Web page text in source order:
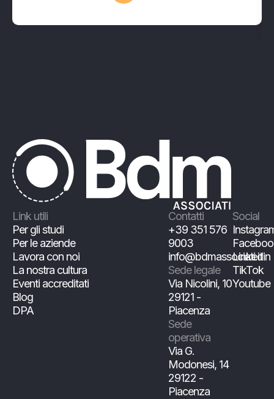
Link utili
Per gli studi
Per le aziende
Lavora con noi
La nostra cultura
Eventi accreditati
Blog
DPA
Contatti
+39 351 576
9003
info@bdmassociati.it
Sede legale
Via Nicolini, 10
29121 -
Piacenza
Sede
operativa
Via G.
Modonesi, 14
29122 -
Piacenza
Social
Linkedin
TikTok
Youtube